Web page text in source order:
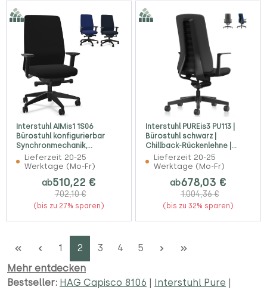
Interstuhl AIMis1 1S06
Bürostuhl konfigurierbar
Synchronmechanik,
Chillback-Rückenlehne
Lieferzeit 20-25
Werktage (Mo-Fr)
ab510,22 €
702,10 €
(bis zu 27% sparen)
Interstuhl PUREis3 PU113 |
Bürostuhl schwarz |
Chillback-Rückenlehne |
Konfigurator
Lieferzeit 20-25
Werktage (Mo-Fr)
ab678,03 €
1.004,36 €
(bis zu 32% sparen)
Seite
1 Seite
2 Seite
3 Seite
4 Seite
5
Mehr entdecken
Bestseller: HAG Capisco 8106 | Interstuhl Pure |